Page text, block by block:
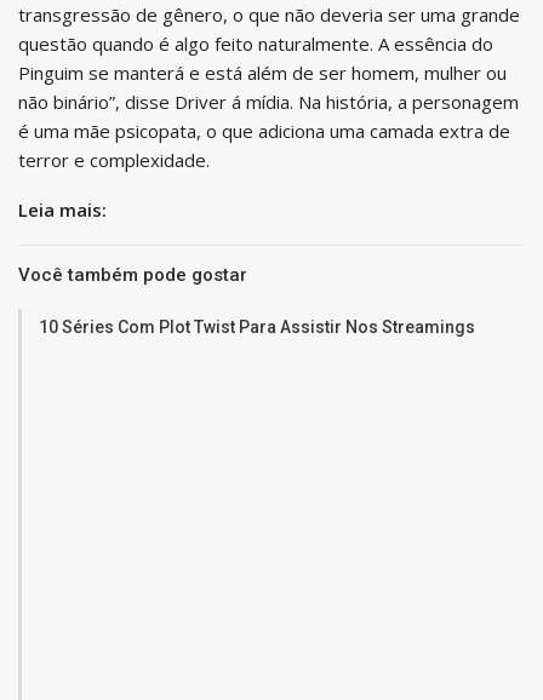
transgressão de gênero, o que não deveria ser uma grande
questão quando é algo feito naturalmente. A essência do
Pinguim se manterá e está além de ser homem, mulher ou
não binário”, disse Driver á mídia. Na história, a personagem
é uma mãe psicopata, o que adiciona uma camada extra de
terror e complexidade.
Leia mais:
Você também pode gostar
10 Séries Com Plot Twist Para Assistir Nos Streamings